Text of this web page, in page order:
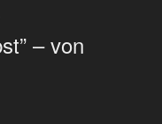
– von